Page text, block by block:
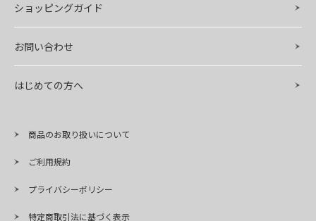
ショッピングガイド
お問い合わせ
はじめての方へ
商品のお取り扱いについて
ご利用規約
プライバシーポリシー
特定商取引法に基づく表示